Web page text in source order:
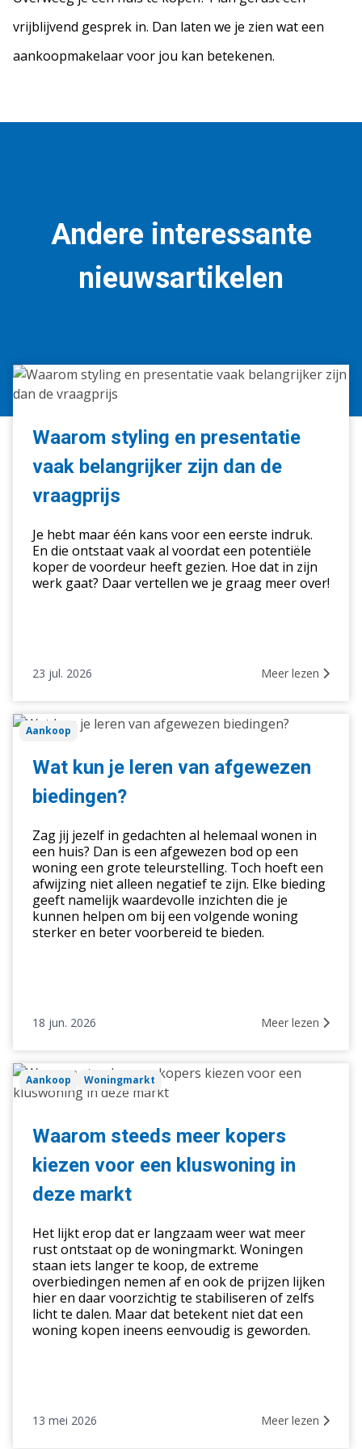
vrijblijvend gesprek in. Dan laten we je zien wat een
aankoopmakelaar voor jou kan betekenen.
Andere interessante
nieuwsartikelen
Waarom
styling
en
presentatie
belangrijker
zijn
vraagprijs
Waarom styling en presentatie
vaak belangrijker zijn dan de
vraagprijs
Je hebt maar één kans voor een eerste indruk.
En die ontstaat vaak al voordat een potentiële
koper de voordeur heeft gezien. Hoe dat in zijn
werk gaat? Daar vertellen we je graag meer over!
23 jul. 2026 Meer lezen
Wat
van
biedingen?
Aankoop
Wat kun je leren van afgewezen
biedingen?
Zag jij jezelf in gedachten al helemaal wonen in
een huis? Dan is een afgewezen bod op een
woning een grote teleurstelling. Toch hoeft een
afwijzing niet alleen negatief te zijn. Elke bieding
geeft namelijk waardevolle inzichten die je
kunnen helpen om bij een volgende woning
sterker en beter voorbereid te bieden.
18 jun. 2026 Meer lezen
Waarom
steeds
kopers
voor
een
deze
markt
Aankoop Woningmarkt
Waarom steeds meer kopers
kiezen voor een kluswoning in
deze markt
Het lijkt erop dat er langzaam weer wat meer
rust ontstaat op de woningmarkt. Woningen
staan iets langer te koop, de extreme
overbiedingen nemen af en ook de prijzen lijken
hier en daar voorzichtig te stabiliseren of zelfs
licht te dalen. Maar dat betekent niet dat een
woning kopen ineens eenvoudig is geworden.
13 mei 2026 Meer lezen